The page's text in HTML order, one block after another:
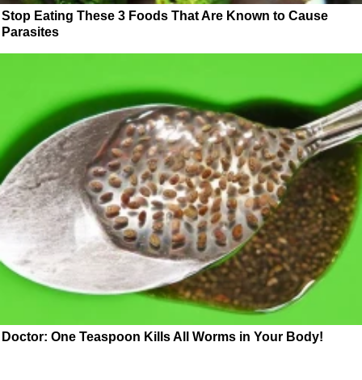
Stop Eating These 3 Foods That Are Known to Cause
Parasites
Doctor: One Teaspoon Kills All Worms in Your Body!